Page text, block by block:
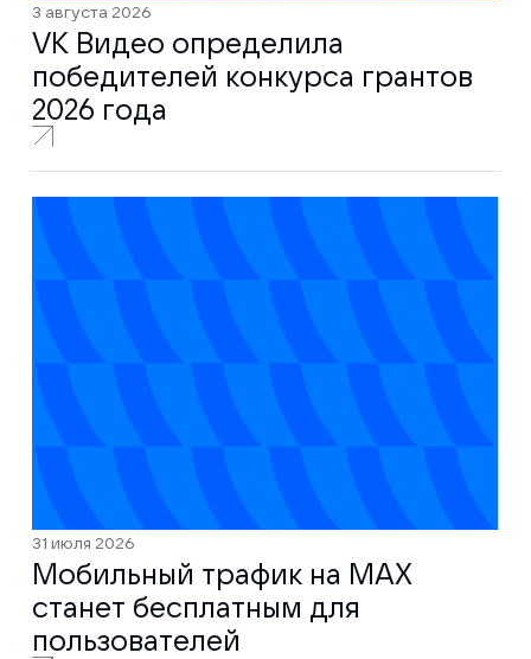
3 августа 2026
VK Видео определила
победителей конкурса грантов
2026 года
31 июля 2026
Мобильный трафик на MAX
станет бесплатным для
пользователей